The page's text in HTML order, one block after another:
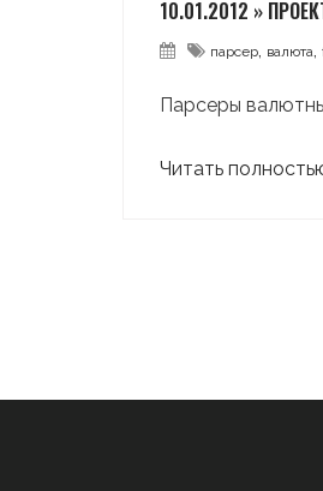
10.01.2012 »
парсер, валюта,
Парсеры
Читать